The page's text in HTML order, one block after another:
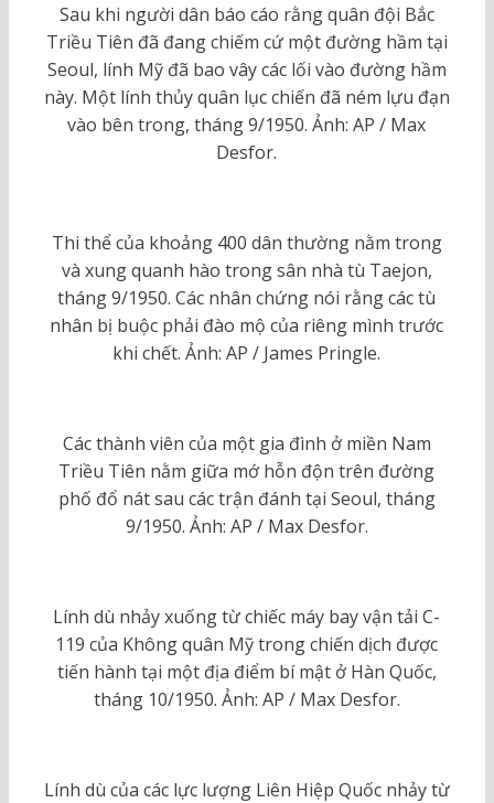
Sau khi người dân báo cáo rằng quân đội Bắc
Triều Tiên đã đang chiếm cứ một đường hầm tại
Seoul, lính Mỹ đã bao vây các lối vào đường hầm
này. Một lính thủy quân lục chiến đã ném lựu đạn
vào bên trong, tháng 9/1950. Ảnh: AP / Max
Desfor.
Thi thể của khoảng 400 dân thường nằm trong
và xung quanh hào trong sân nhà tù Taejon,
tháng 9/1950. Các nhân chứng nói rằng các tù
nhân bị buộc phải đào mộ của riêng mình trước
khi chết. Ảnh: AP / James Pringle.
Các thành viên của một gia đình ở miền Nam
Triều Tiên nằm giữa mớ hỗn độn trên đường
phố đổ nát sau các trận đánh tại Seoul, tháng
9/1950. Ảnh: AP / Max Desfor.
Lính dù nhảy xuống từ chiếc máy bay vận tải C-
119 của Không quân Mỹ trong chiến dịch được
tiến hành tại một địa điểm bí mật ở Hàn Quốc,
tháng 10/1950. Ảnh: AP / Max Desfor.
Lính dù của các lực lượng Liên Hiệp Quốc nhảy từ